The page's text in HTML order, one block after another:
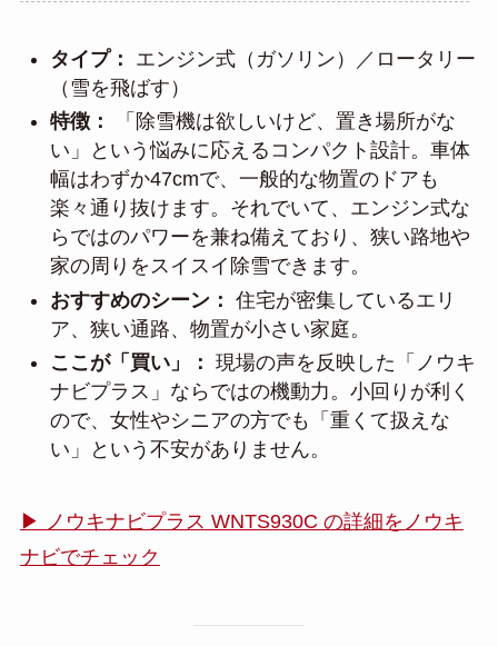
タイプ：
エンジン式（ガソリン）／ロータリー
（雪を飛ばす）
特徴：
「除雪機は欲しいけど、置き場所がな
い」という悩みに応えるコンパクト設計。車体
幅はわずか47cmで、一般的な物置のドアも
楽々通り抜けます。それでいて、エンジン式な
らではのパワーを兼ね備えており、狭い路地や
家の周りをスイスイ除雪できます。
おすすめのシーン： 住宅が密集しているエリ
ア、狭い通路、物置が小さい家庭。
ここが「買い」： 現場の声を反映した「ノウキ
ナビプラス」ならではの機動力。小回りが利く
ので、女性やシニアの方でも「重くて扱えな
い」という不安がありません。
▶ ノウキナビプラス WNTS930C の詳細をノウキ
ナビでチェック